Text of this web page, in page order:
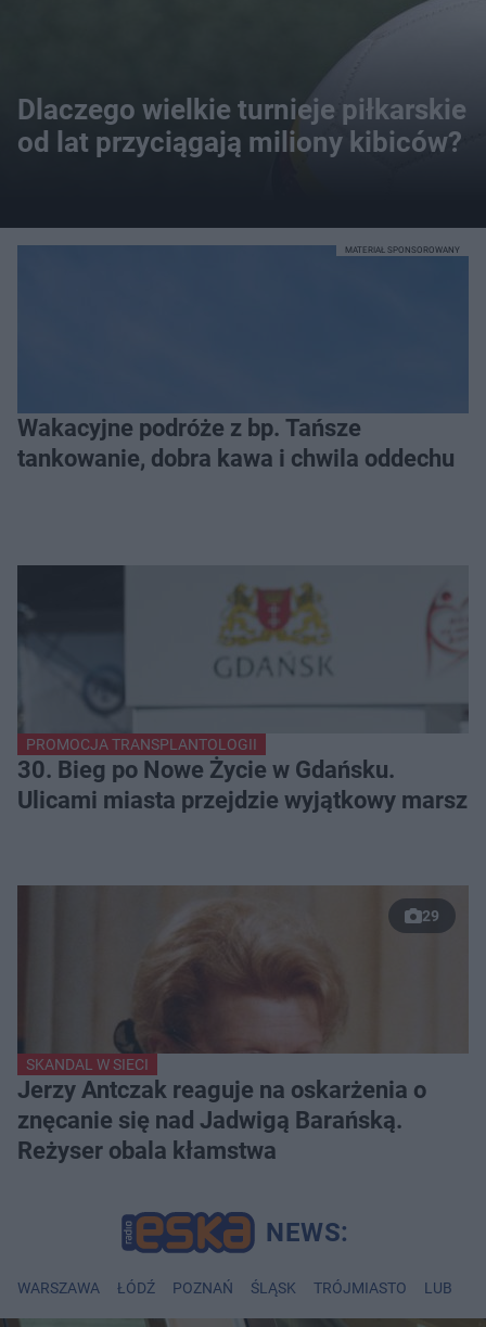
Dlaczego wielkie turnieje piłkarskie
od lat przyciągają miliony kibiców?
Wakacyjne podróże z bp. Tańsze
tankowanie, dobra kawa i chwila oddechu
MATERIAŁ SPONSOROWANY
PROMOCJA TRANSPLANTOLOGII
30. Bieg po Nowe Życie w Gdańsku.
Ulicami miasta przejdzie wyjątkowy marsz
29
SKANDAL W SIECI
Jerzy Antczak reaguje na oskarżenia o
znęcanie się nad Jadwigą Barańską.
Reżyser obala kłamstwa
WARSZAWA ŁÓDŹ POZNAŃ ŚLĄSK TRÓJMIASTO LUBLIN